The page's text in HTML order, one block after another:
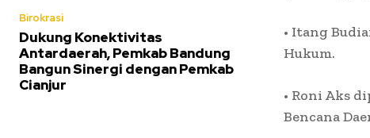
Birokrasi
Dukung Konektivitas
Antardaerah, Pemkab Bandung
Bangun Sinergi dengan Pemkab
Cianjur
• Itang
Hukum.
• Roni Aks
Bencana